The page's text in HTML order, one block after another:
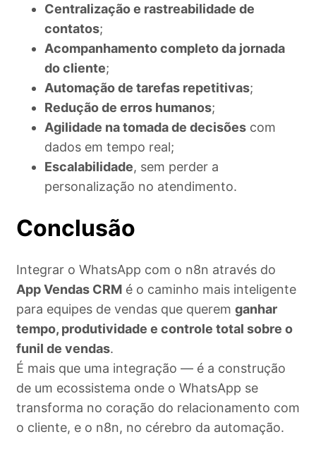
Centralização e rastreabilidade de
contatos;
Acompanhamento completo da jornada
do cliente;
Automação de tarefas repetitivas;
Redução de erros humanos;
Agilidade na tomada de decisões com
dados em tempo real;
Escalabilidade, sem perder a
personalização no atendimento.
Conclusão
Integrar o WhatsApp com o n8n através do
App Vendas CRM é o caminho mais inteligente
para equipes de vendas que querem ganhar
tempo, produtividade e controle total sobre o
funil de vendas.
É mais que uma integração — é a construção
de um ecossistema onde o WhatsApp se
transforma no coração do relacionamento com
o cliente, e o n8n, no cérebro da automação.